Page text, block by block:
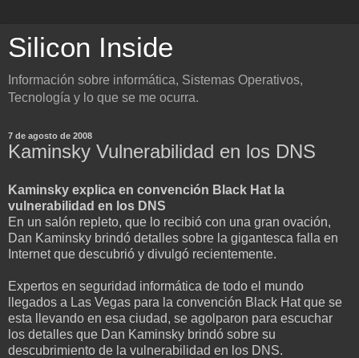
Silicon Inside
Información sobre informática, Sistemas Operativos,
Tecnología y lo que se me ocurra.
7 de agosto de 2008
Kaminsky Vulnerabilidad en los DNS
Kaminsky explica en convención Black Hat la
vulnerabilidad en los DNS
En un salón repleto, que lo recibió con una gran ovación,
Dan Kaminsky brindó detalles sobre la gigantesca falla en
Internet que descubrió y divulgó recientemente.
Expertos en seguridad informática de todo el mundo
llegados a Las Vegas para la convención Black Hat que se
esta llevando en esa ciudad, se agolparon para escuchar
los detalles que Dan Kaminsky brindó sobre su
descubrimiento de la vulnerabilidad en los DNS.